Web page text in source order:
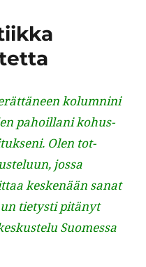
a
m
kolumni­ni
pahoil­lani kohus­
Olen tot­
jos­sa
keskenään sanat
tietysti pitänyt
Suomes­sa